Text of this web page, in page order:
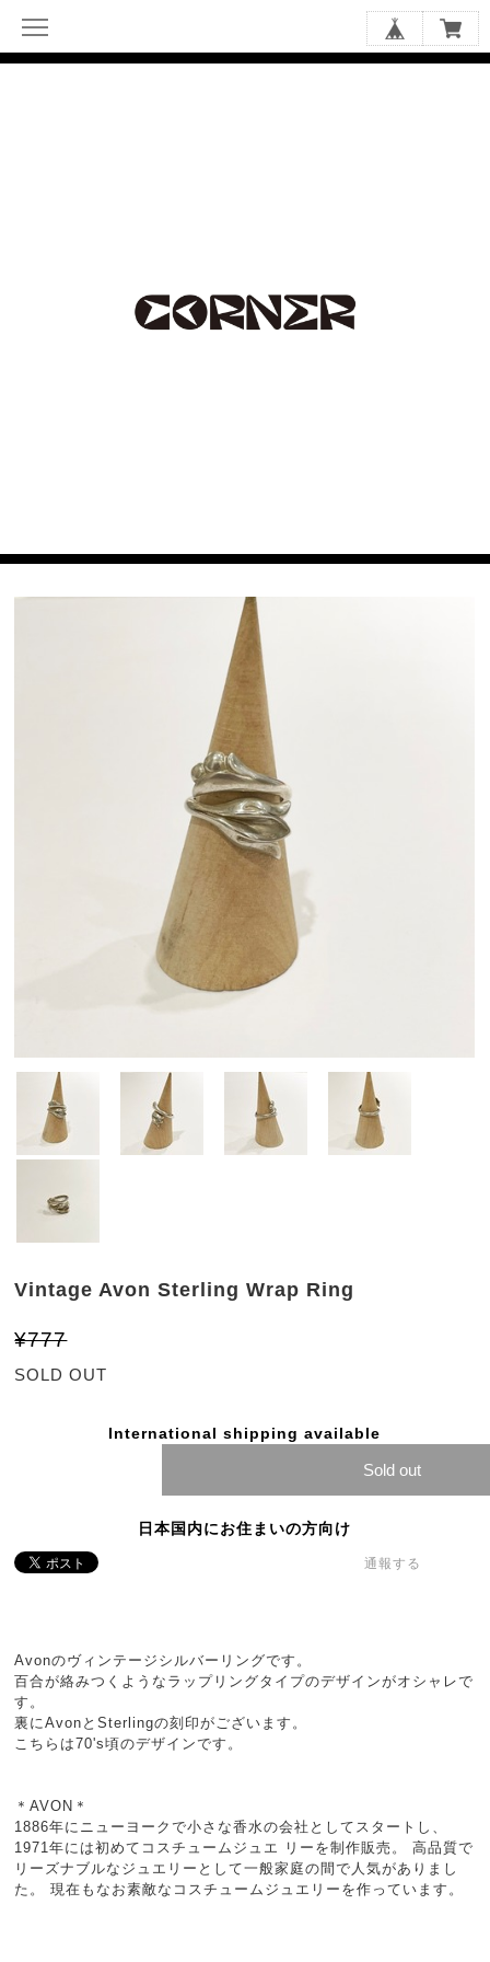
Vintage Avon Sterling Wrap Ring
¥777
SOLD OUT
International shipping available
Sold out
日本国内にお住まいの方向け
通報する
Avonのヴィンテージシルバーリングです。
百合が絡みつくようなラップリングタイプのデザインがオシャレで
す。
裏にAvonとSterlingの刻印がございます。
こちらは70's頃のデザインです。
＊AVON＊
1886年にニューヨークで小さな香水の会社としてスタートし、
1971年には初めてコスチュームジュエ リーを制作販売。 高品質で
リーズナブルなジュエリーとして一般家庭の間で人気がありまし
た。 現在もなお素敵なコスチュームジュエリーを作っています。